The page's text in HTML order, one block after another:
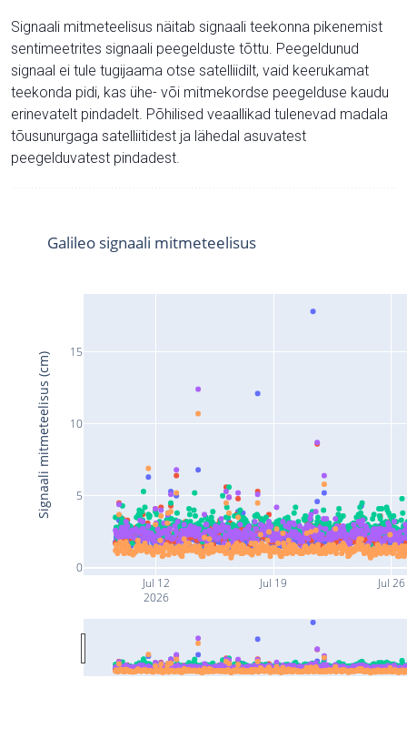
Signaali mitmeteelisus näitab signaali teekonna pikenemist
sentimeetrites signaali peegelduste tõttu. Peegeldunud
signaal ei tule tugijaama otse satelliidilt, vaid keerukamat
teekonda pidi, kas ühe- või mitmekordse peegelduse kaudu
erinevatelt pindadelt. Põhilised veaallikad tulenevad madala
tõusunurgaga satelliitidest ja lähedal asuvatest
peegelduvatest pindadest.
Jul 12
2026
Jul 19 Jul 26
0
5
10
15
Galileo signaali mitmeteelisus
Signaali mitmeteelisus (cm)